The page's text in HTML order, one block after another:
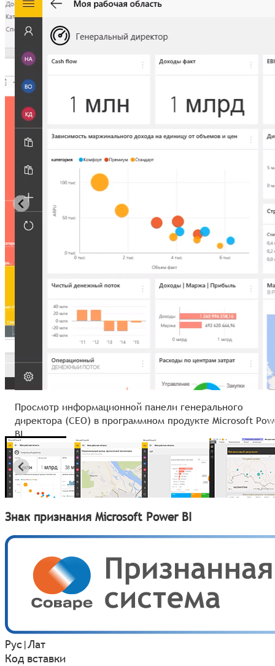
Просмотр информационной панели генерального
директора (CEO) в программном продукте Microsoft
BI
Знак признания Microsoft Power BI
Рус|Лат
Код вставки